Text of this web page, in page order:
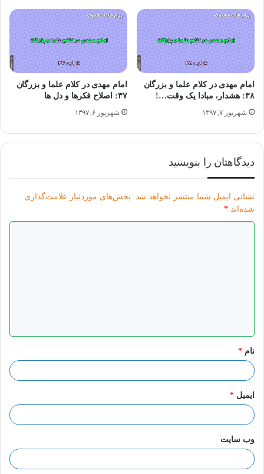
العاده المنحوسه بین المؤمنین
المسجد أو العالم الدینی أو المؤمن الذی لا یهتم بالمهدویه، کأنه
یروج لدین ! قالت بنی إسرائیل للنبی موسى: حارب
امام مهدی در کلام علما و بزرگان
۳۸: هشدار، مبادا یک وقت…!
شهریور ۷, ۱۳۹۷
امام مهدی در کلام علما و بزرگان
۳۷: اصلاح فکرها و دل ها
شهریور ۶, ۱۳۹۷
دیدگاهتان را بنویسید
نشانی ایمیل شما منتشر نخواهد شد. بخش‌های موردنیاز علامت‌گذاری
شده‌اند *
*
نام *
ایمیل *
وب‌ سایت